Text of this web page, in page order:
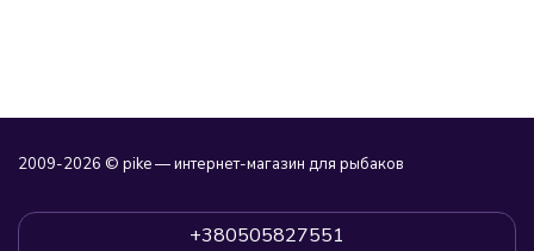
2009-2026 © pike — интернет-магазин для рыбаков
+380505827551